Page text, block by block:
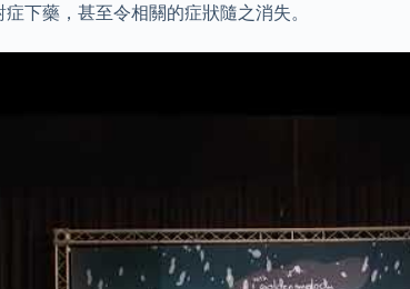
下藥，甚至令相關的症狀隨之消失。